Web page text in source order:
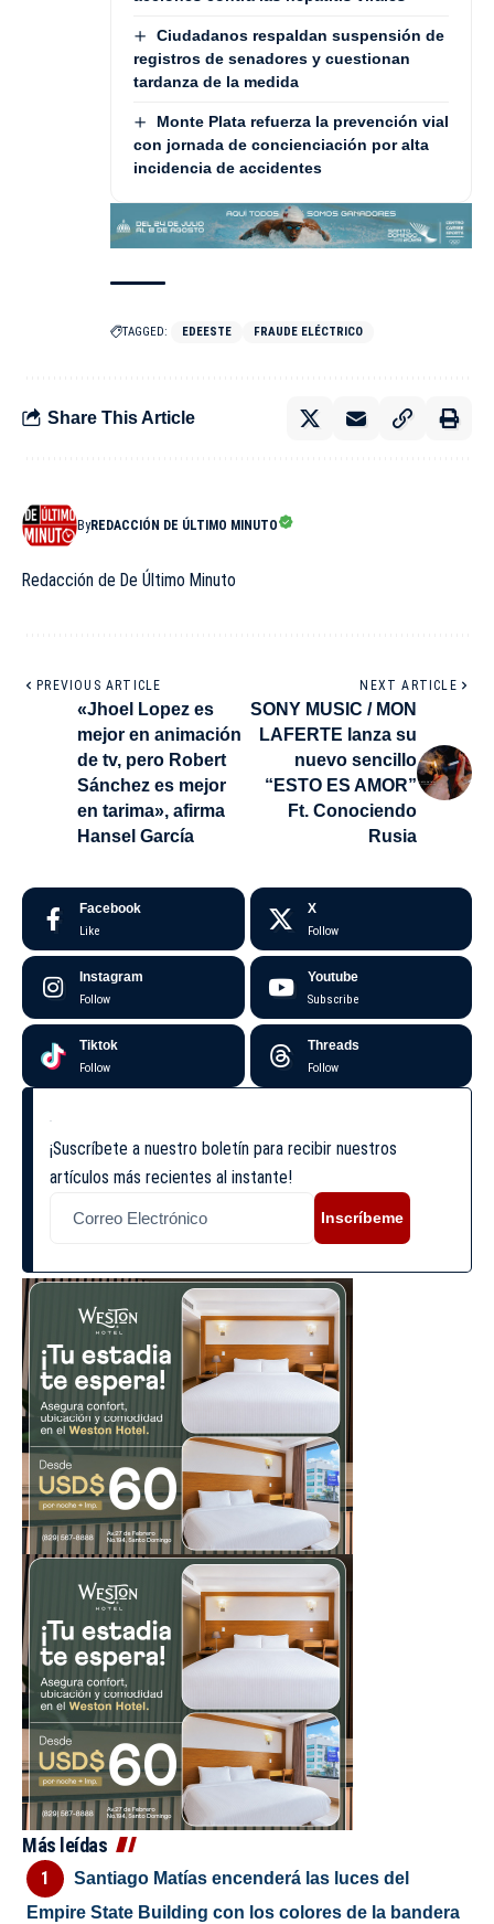
Ciudadanos respaldan suspensión de
registros de senadores y cuestionan
tardanza de la medida
Monte Plata refuerza la prevención vial
con jornada de concienciación por alta
incidencia de accidentes
TAGGED: EDEESTE FRAUDE ELÉCTRICO
Share This Article
ByREDACCIÓN DE ÚLTIMO MINUTO
Redacción de De Último Minuto
PREVIOUS ARTICLE
«Jhoel Lopez es
mejor en animación
de tv, pero Robert
Sánchez es mejor
en tarima», afirma
Hansel García
NEXT ARTICLE
SONY MUSIC / MON
LAFERTE lanza su
nuevo sencillo
“ESTO ES AMOR”
Ft. Conociendo
Rusia
Facebook
Like
X
Follow
Instagram
Follow
Youtube
Subscribe
Tiktok
Follow
Threads
Follow
¡Suscríbete a nuestro boletín para recibir nuestros
artículos más recientes al instante!
Inscríbeme
Más leídas
Santiago Matías encenderá las luces del
Empire State Building con los colores de la bandera